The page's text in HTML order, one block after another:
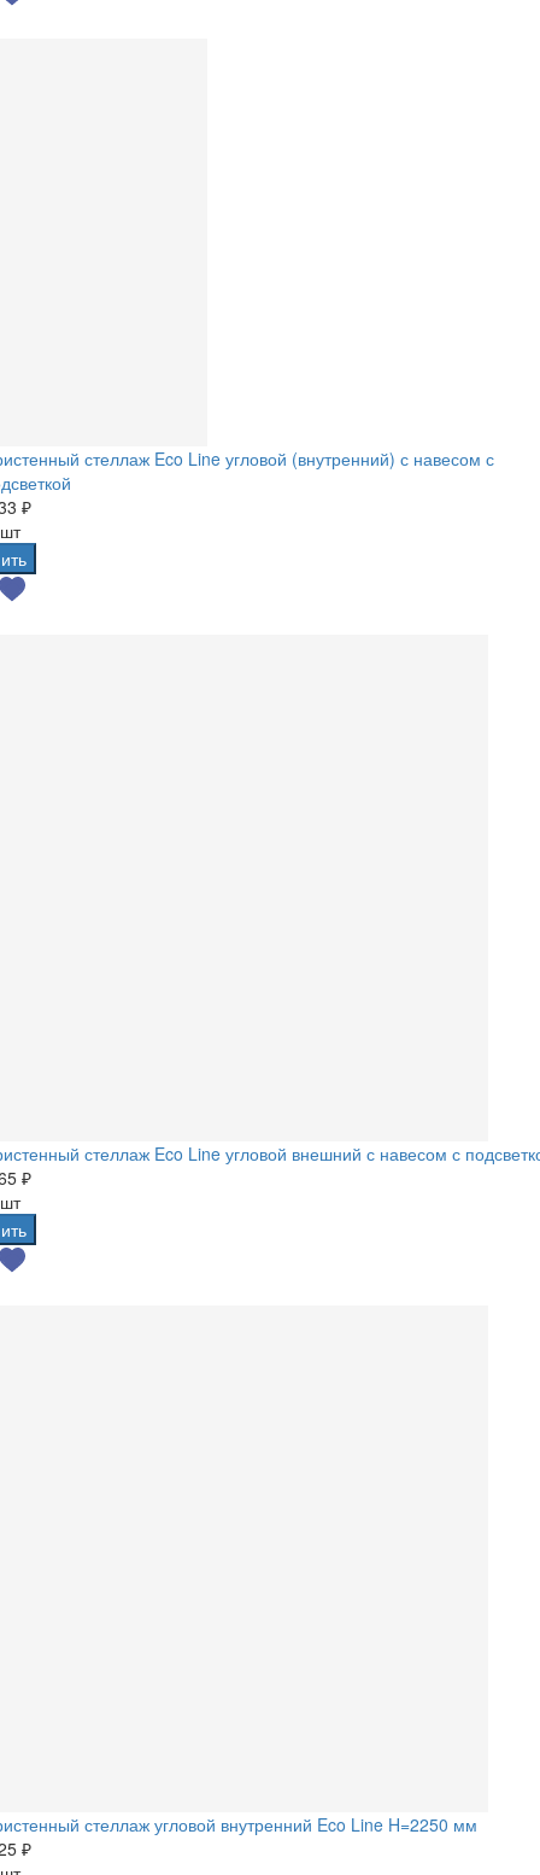
стеллаж Eco Line угловой (внутренний) с навесом с
₽
стеллаж Eco Line угловой внешний с навесом с
₽
стеллаж угловой внутренний Eco Line H=2250 мм
₽